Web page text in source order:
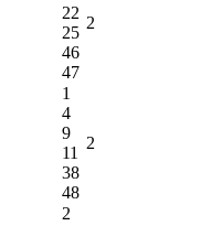
22
25
46
47
2
1
4
9
11
38
48
2
2